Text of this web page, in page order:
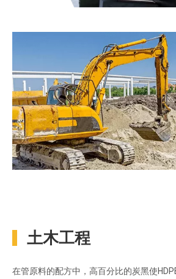
土木工程
在管原料的配方中，高百分比的炭黑使